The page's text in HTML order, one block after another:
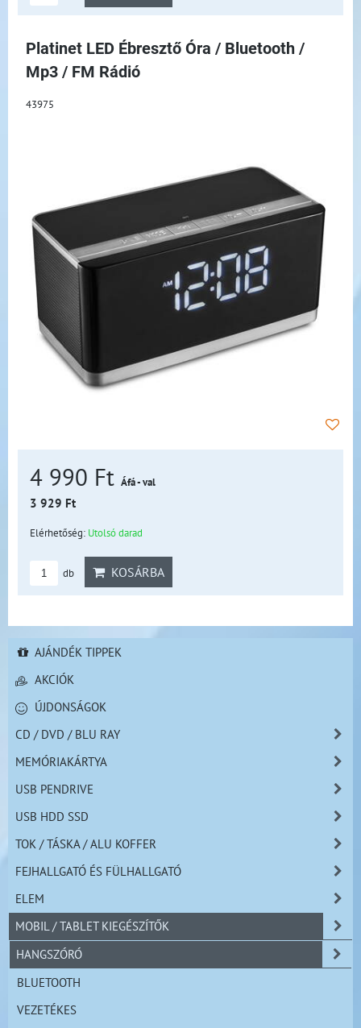
Platinet LED Ébresztő Óra / Bluetooth /
Mp3 / FM Rádió
43975
4 990 Ft Áfá - val
3 929 Ft
Elérhetőség: Utolsó darad
db KOSÁRBA
AJÁNDÉK TIPPEK
AKCIÓK
ÚJDONSÁGOK
CD / DVD / BLU RAY
MEMÓRIAKÁRTYA
USB PENDRIVE
USB HDD SSD
TOK / TÁSKA / ALU KOFFER
FEJHALLGATÓ ÉS FÜLHALLGATÓ
ELEM
MOBIL / TABLET KIEGÉSZÍTŐK
HANGSZÓRÓ
BLUETOOTH
VEZETÉKES